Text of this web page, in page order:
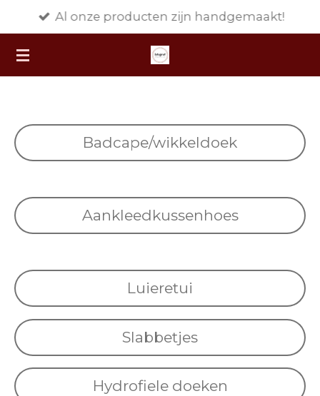
direct
naar
de
Al onze producten zijn handgemaakt!
Badcape/wikkeldoek
Aankleedkussenhoes
Luieretui
Slabbetjes
Hydrofiele doeken